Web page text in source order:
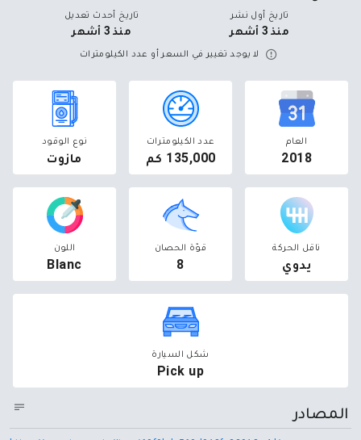
تاريخ أول نشر
منذ 3 أشهر
تاريخ أحدث تعديل
منذ 3 أشهر
لا يوجد تغيير في السعر أو عدد الكيلومترات
العام
2018
عدد الكيلومترات
135,000 كم
نوع الوقود
مازوت
ناقل الحركة
يدوي
قوّة الحصان
8
اللون
Blanc
شكل السيارة
Pick up
المصادر